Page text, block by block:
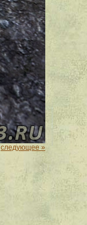
следующее »